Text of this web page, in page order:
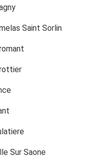
Saint Sorlin
Sur Saone